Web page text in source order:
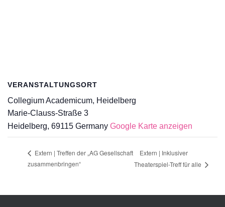
VERANSTALTUNGSORT
Collegium Academicum, Heidelberg
Marie-Clauss-Straße 3
Heidelberg, 69115 Germany Google Karte anzeigen
Extern | Treffen der „AG Gesellschaft
zusammenbringen“
Extern | Inklusiver
Theaterspiel-Treff für alle